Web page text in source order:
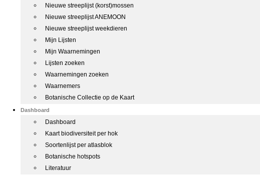
Nieuwe streeplijst (korst)mossen
Nieuwe streeplijst ANEMOON
Nieuwe streeplijst weekdieren
Mijn Lijsten
Mijn Waarnemingen
Lijsten zoeken
Waarnemingen zoeken
Waarnemers
Botanische Collectie op de Kaart
Dashboard
Dashboard
Kaart biodiversiteit per hok
Soortenlijst per atlasblok
Botanische hotspots
Literatuur